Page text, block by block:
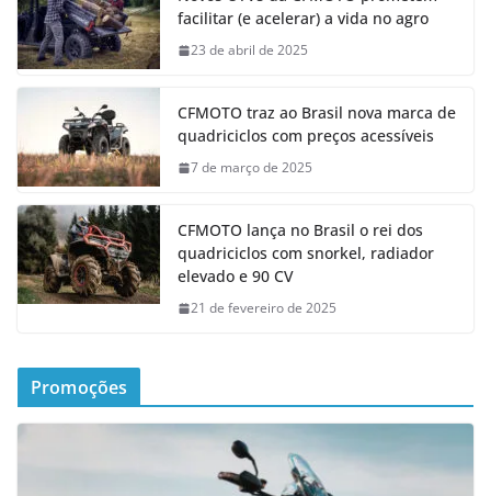
facilitar (e acelerar) a vida no agro
23 de abril de 2025
CFMOTO traz ao Brasil nova marca de
quadriciclos com preços acessíveis
7 de março de 2025
CFMOTO lança no Brasil o rei dos
quadriciclos com snorkel, radiador
elevado e 90 CV
21 de fevereiro de 2025
Promoções